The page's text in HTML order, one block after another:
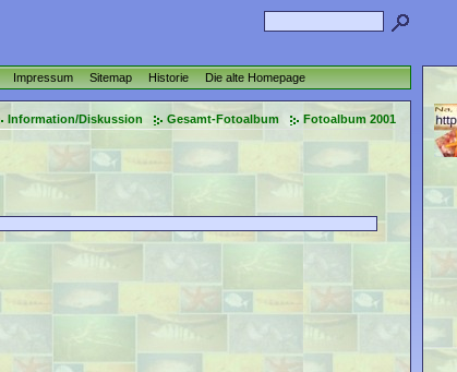
Impressum Sitemap Historie Die alte Homepage
Information/Diskussion Gesamt-Fotoalbum Fotoalbum 2001